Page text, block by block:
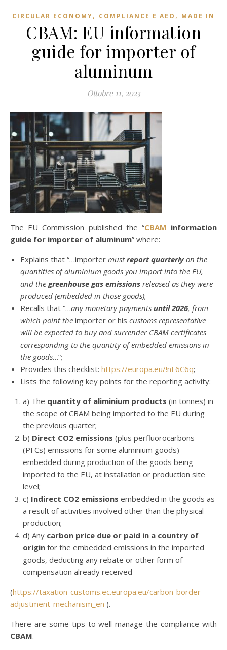
CIRCULAR ECONOMY, COMPLIANCE E AEO , MADE IN
CBAM: EU information
guide for importer of
aluminum
Ottobre 11, 2023
The EU Commission published the “CBAM information
guide for importer of aluminum” where:
Explains that “…importer mustreport quarterlyon the
quantities of aluminium goods you import into the EU,
and thegreenhouse gas emissions released as they were
produced (embedded in those goods);
Recalls that “…any monetary payments until 2026, from
which point the importer or his customs representative
will be expected to buy and surrender CBAM certificates
corresponding to the quantity of embedded emissions in
the goods…”;
Provides this checklist: https://europa.eu/!nF6C6q;
Lists the following key points for the reporting activity:
a) The quantity of aliminium products (in tonnes) in
the scope of CBAM being imported to the EU during
the previous quarter;
b) Direct CO2 emissions (plus perfluorocarbons
(PFCs) emissions for some aluminium goods)
embedded during production of the goods being
imported to the EU, at installation or production site
level;
c) Indirect CO2 emissions embedded in the goods as
a result of activities involved other than the physical
production;
d) Any carbon price due or paid in a country of
origin for the embedded emissions in the imported
goods, deducting any rebate or other form of
compensation already received
(https://taxation-customs.ec.europa.eu/carbon-border-
adjustment-mechanism_en ).
There are some tips to well manage the compliance with
CBAM.